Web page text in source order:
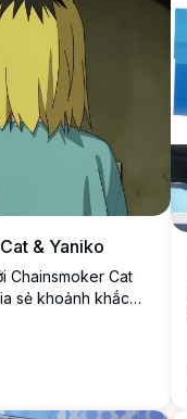
& Yaniko
Chainsmoker Cat
sẻ khoảnh khắc